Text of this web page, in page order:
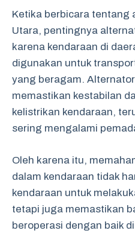
Ketika berbicara tentang
Utara, pentingnya
karena kendaraan di
digunakan untuk
yang beragam.
memastikan kestabilan
kelistrikan kendaraan,
sering mengalami
Oleh karena itu,
dalam kendaraan tidak
kendaraan untuk
tetapi juga memastikan
beroperasi dengan baik